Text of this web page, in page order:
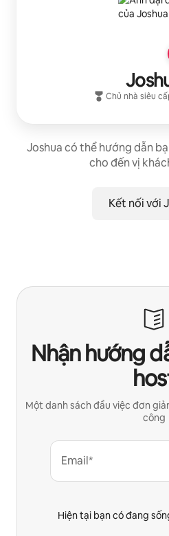
Chủ nhà siêu
Joshua có thể hướng dẫn
cho đến vị
Kết nối với
Nhận hướng
Một danh sách đầu việc đơn
công
Email*
Hiện tại bạn có đang